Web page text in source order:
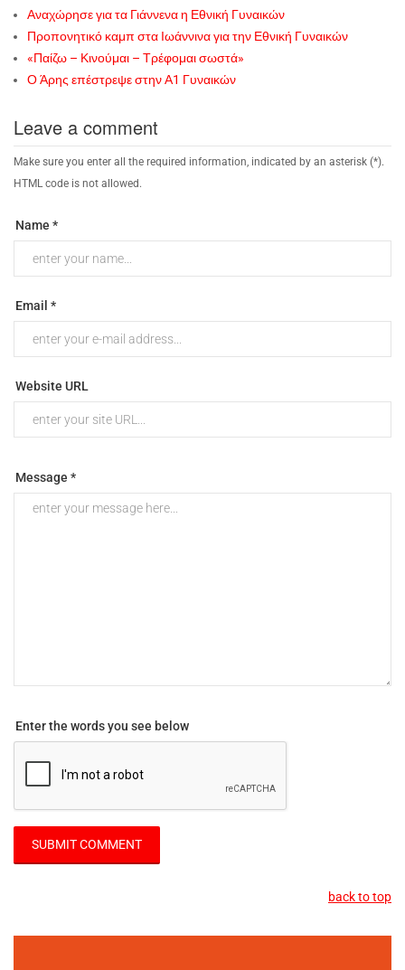
Αναχώρησε για τα Γιάννενα η Εθνική Γυναικών
Προπονητικό καμπ στα Ιωάννινα για την Εθνική Γυναικών
«Παίζω – Κινούμαι – Τρέφομαι σωστά»
Ο Άρης επέστρεψε στην Α1 Γυναικών
Leave a comment
Make sure you enter all the required information, indicated by an asterisk (*).
HTML code is not allowed.
Name *
Email *
Website URL
Message *
Enter the words you see below
back to top